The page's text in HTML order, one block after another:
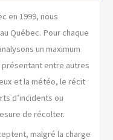
en 1999, nous
Québec. Pour chaque
un maximum
entre autres
et la météo, le récit
d’incidents ou
de récolter.
malgré la charge